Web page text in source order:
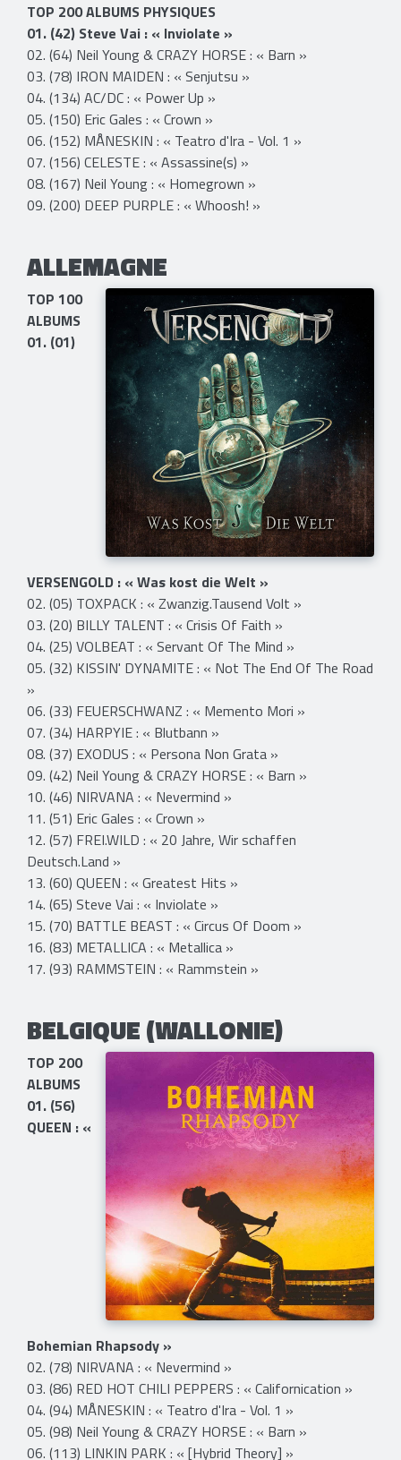
TOP 200 ALBUMS PHYSIQUES
01. (42) Steve Vai : « Inviolate »
02. (64) Neil Young & CRAZY HORSE : « Barn »
03. (78) IRON MAIDEN : « Senjutsu »
04. (134) AC/DC : « Power Up »
05. (150) Eric Gales : « Crown »
06. (152) MÅNESKIN : « Teatro d'Ira - Vol. 1 »
07. (156) CELESTE : « Assassine(s) »
08. (167) Neil Young : « Homegrown »
09. (200) DEEP PURPLE : « Whoosh! »
ALLEMAGNE
TOP 100
ALBUMS
01. (01)
VERSENGOLD : « Was kost die Welt »
02. (05) TOXPACK : « Zwanzig.Tausend Volt »
03. (20) BILLY TALENT : « Crisis Of Faith »
04. (25) VOLBEAT : « Servant Of The Mind »
05. (32) KISSIN' DYNAMITE : « Not The End Of The Road
»
06. (33) FEUERSCHWANZ : « Memento Mori »
07. (34) HARPYIE : « Blutbann »
08. (37) EXODUS : « Persona Non Grata »
09. (42) Neil Young & CRAZY HORSE : « Barn »
10. (46) NIRVANA : « Nevermind »
11. (51) Eric Gales : « Crown »
12. (57) FREI.WILD : « 20 Jahre, Wir schaffen
Deutsch.Land »
13. (60) QUEEN : « Greatest Hits »
14. (65) Steve Vai : « Inviolate »
15. (70) BATTLE BEAST : « Circus Of Doom »
16. (83) METALLICA : « Metallica »
17. (93) RAMMSTEIN : « Rammstein »
BELGIQUE (WALLONIE)
TOP 200
ALBUMS
01. (56)
QUEEN : «
Bohemian Rhapsody »
02. (78) NIRVANA : « Nevermind »
03. (86) RED HOT CHILI PEPPERS : « Californication »
04. (94) MÅNESKIN : « Teatro d'Ira - Vol. 1 »
05. (98) Neil Young & CRAZY HORSE : « Barn »
06. (113) LINKIN PARK : « [Hybrid Theory] »